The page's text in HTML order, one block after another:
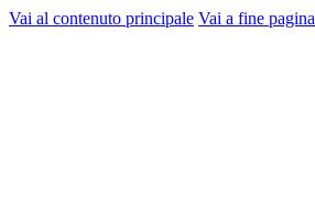
Vai al contenuto principale Vai a fine pagina